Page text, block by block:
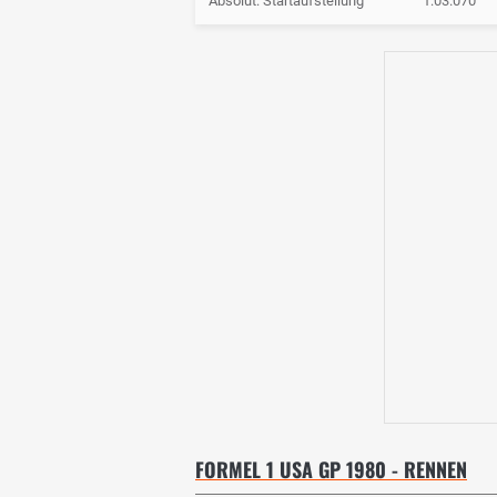
FORMEL 1 USA GP 1980 - RENNEN